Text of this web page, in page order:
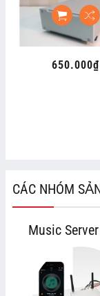
650.000₫
CÁC NHÓM
Music